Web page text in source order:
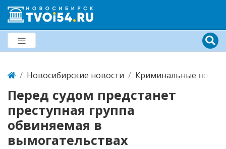
Новосибирские новости Криминальные
Перед судом предстанет
преступная группа
обвиняемая в
вымогательствах